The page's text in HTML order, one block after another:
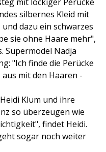
silbernes Kleid mit
dazu ein schwarzes
sie ohne Haare mehr",
Supermodel Nadja
"Ich finde die Perücke
mit den Haaren -
Klum und ihre
so überzeugen wie
findet Heidi.
sogar noch weiter